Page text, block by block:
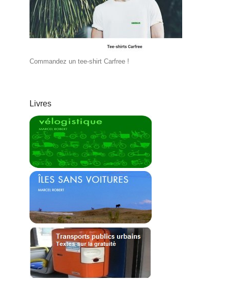
Commandez un tee-shirt Carfree !
Livres